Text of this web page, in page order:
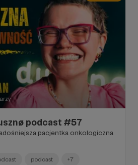
podcast #57
pacjentka onkologiczna
podcast +7